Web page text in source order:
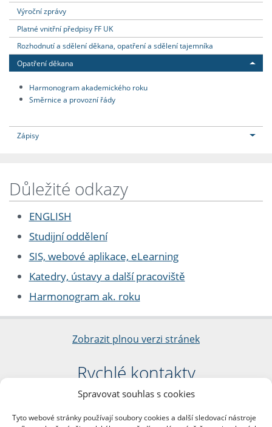
Spravovat souhlas s cookies
Tyto webové stránky používají soubory cookies a další sledovací nástroje
Výroční zprávy
Platné vnitřní předpisy FF UK
Rozhodnutí a sdělení děkana, opatření a sdělení tajemníka
Opatření děkana
Harmonogram akademického roku
Směrnice a provozní řády
Zápisy
Důležité odkazy
ENGLISH
Studijní oddělení
SIS, webové aplikace, eLearning
Katedry, ústavy a další pracoviště
Harmonogram ak. roku
Zobrazit plnou verzi stránek
Rychlé kontakty
Filozofická fakulta
nám. Jana Palacha 1/2